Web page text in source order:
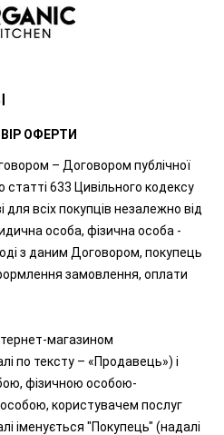
ОФЕРТИ
– Договором публічної
633 Цивільного кодексу
для всіх покупців незалежно від
особа, фізична особа -
з даним Договором, покупець
замовлення, оплати
магазином
по тексту – «Продавець») і
фізичною особою-
користувачем послуг
іменується "Покупець" (надалі